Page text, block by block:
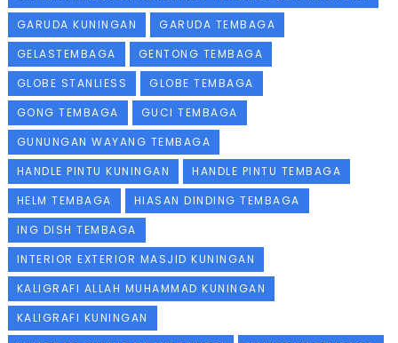
GARUDA KUNINGAN
GARUDA TEMBAGA
GELASTEMBAGA
GENTONG TEMBAGA
GLOBE STANLIESS
GLOBE TEMBAGA
GONG TEMBAGA
GUCI TEMBAGA
GUNUNGAN WAYANG TEMBAGA
HANDLE PINTU KUNINGAN
HANDLE PINTU TEMBAGA
HELM TEMBAGA
HIASAN DINDING TEMBAGA
ING DISH TEMBAGA
INTERIOR EXTERIOR MASJID KUNINGAN
KALIGRAFI ALLAH MUHAMMAD KUNINGAN
KALIGRAFI KUNINGAN